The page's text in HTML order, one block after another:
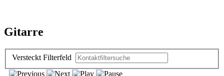
Gitarre
Versteckt Filterfeld